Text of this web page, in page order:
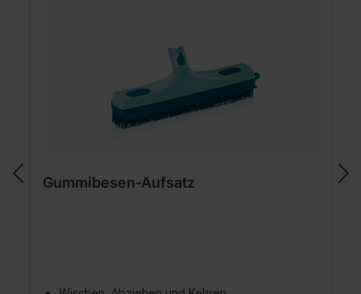
Gummibesen-Aufsatz